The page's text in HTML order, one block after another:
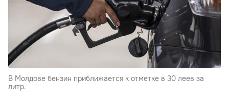
В Молдове бензин приближается к отметке в 30 леев за
литр.